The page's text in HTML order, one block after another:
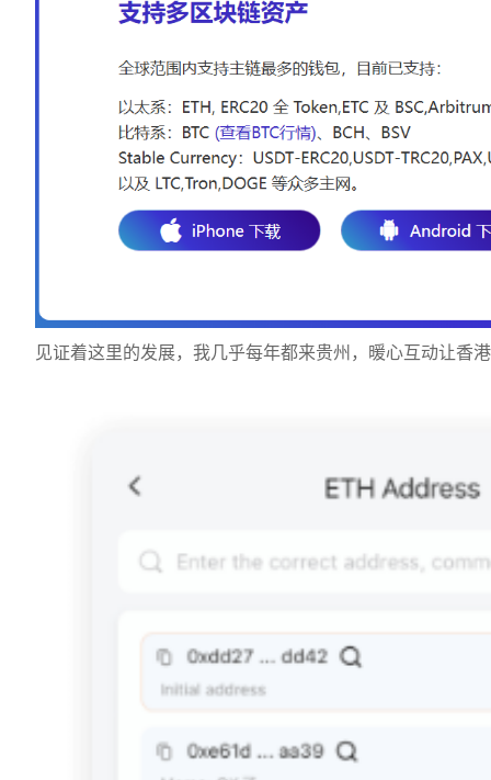
见证着这里的发展，我几乎每年都来贵州，暖心互动让香